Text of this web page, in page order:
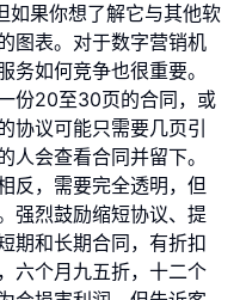
果你想了解它与其他软
图表。对于数字营销机
务如何竞争也很重要。
份20至30页的合同，或
协议可能只需要几页引
人会查看合同并留下。
反，需要完全透明，但
强烈鼓励缩短协议、提
期和长期合同，有折扣
六个月九五折，十二个